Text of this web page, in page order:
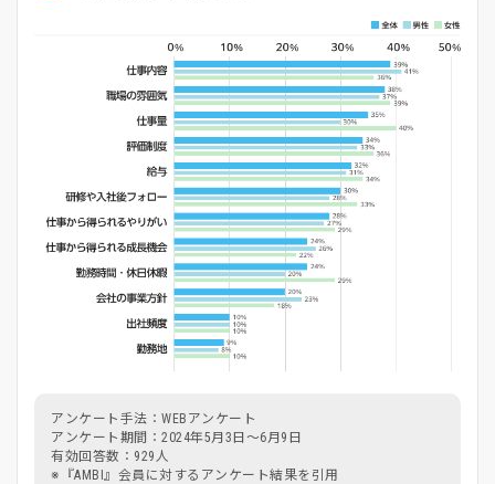
アンケート手法：WEBアンケート
アンケート期間：2024年5月3日～6月9日
有効回答数：929人
※『AMBI』会員に対するアンケート結果を引用